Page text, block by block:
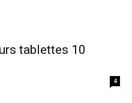
tablettes 10
4